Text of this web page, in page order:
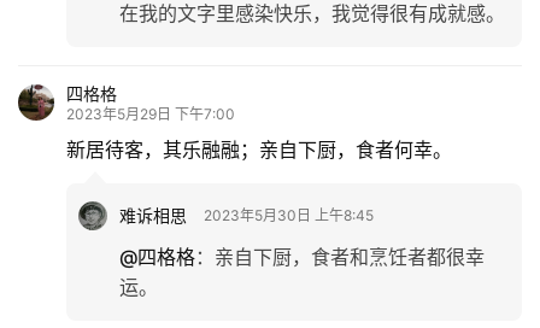
在我的文字里感染快乐，我觉得很有成就感。
四格格
2023年5月29日 下午7:00
新居待客，其乐融融；亲自下厨，食者何幸。
难诉相思 2023年5月30日 上午8:45
@四格格： 亲自下厨，食者和烹饪者都很幸
运。